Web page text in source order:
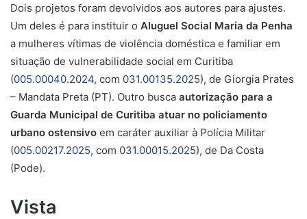
Dois projetos foram devolvidos aos autores para ajustes.
Um deles é para instituir o Aluguel Social Maria da Penha
a mulheres vítimas de violência doméstica e familiar em
situação de vulnerabilidade social em Curitiba
(005.00040.2024, com 031.00135.2025), de Giorgia Prates
– Mandata Preta (PT). Outro busca autorização para a
Guarda Municipal de Curitiba atuar no policiamento
urbano ostensivo em caráter auxiliar à Polícia Militar
(005.00217.2025, com 031.00015.2025), de Da Costa
(Pode).
Vista